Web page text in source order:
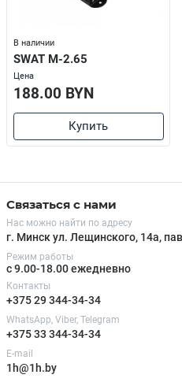
В наличии
SWAT M-2.65
Цена
188.00 BYN
Купить
Связаться с нами
Нас можно найти по адресу
г. Минск ул. Лещинского, 14а,
Режим работы
с 9.00-18.00 ежедневно
Контакты
+375 29 344-34-34
WhatsApp, Viber, Telegram
+375 33 344-34-34
E-mail
1h@1h.by